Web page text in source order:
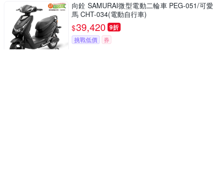
向銓 SAMURAI微型電動二輪車 PEG-051/可愛
馬 CHT-034(電動自行車)
$39,420 9折
挑戰低價 券